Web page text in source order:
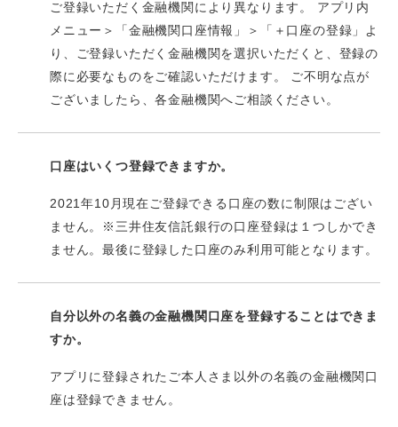
ご登録いただく金融機関により異なります。 アプリ内
メニュー＞「金融機関口座情報」＞「＋口座の登録」よ
り、ご登録いただく金融機関を選択いただくと、登録の
際に必要なものをご確認いただけます。 ご不明な点が
ございましたら、各金融機関へご相談ください。
口座はいくつ登録できますか。
2021年10月現在ご登録できる口座の数に制限はござい
ません。※三井住友信託銀行の口座登録は１つしかでき
ません。最後に登録した口座のみ利用可能となります。
自分以外の名義の金融機関口座を登録することはできま
すか。
アプリに登録されたご本人さま以外の名義の金融機関口
座は登録できません。